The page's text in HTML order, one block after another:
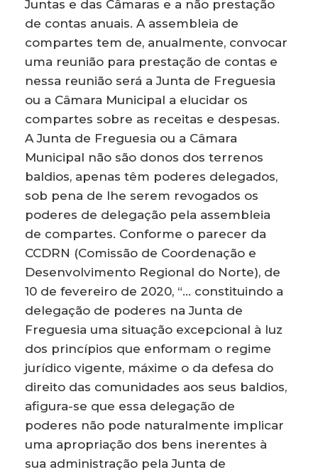
Juntas e das Câmaras e a não prestação
de contas anuais. A assembleia de
compartes tem de, anualmente, convocar
uma reunião para prestação de contas e
nessa reunião será a Junta de Freguesia
ou a Câmara Municipal a elucidar os
compartes sobre as receitas e despesas.
A Junta de Freguesia ou a Câmara
Municipal não são donos dos terrenos
baldios, apenas têm poderes delegados,
sob pena de lhe serem revogados os
poderes de delegação pela assembleia
de compartes. Conforme o parecer da
CCDRN (Comissão de Coordenação e
Desenvolvimento Regional do Norte), de
10 de fevereiro de 2020, “… constituindo a
delegação de poderes na Junta de
Freguesia uma situação excepcional à luz
dos princípios que enformam o regime
jurídico vigente, máxime o da defesa do
direito das comunidades aos seus baldios,
afigura-se que essa delegação de
poderes não pode naturalmente implicar
uma apropriação dos bens inerentes à
sua administração pela Junta de